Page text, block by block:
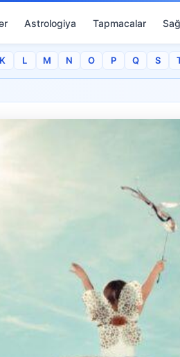
Astrologiya Tapmacalar
K L M N O P Q S